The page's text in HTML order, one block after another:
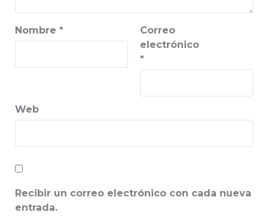
Nombre *
Correo
electrónico
*
Web
Recibir un correo electrónico con cada nueva
entrada.